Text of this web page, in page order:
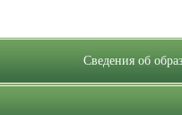
Сведения об